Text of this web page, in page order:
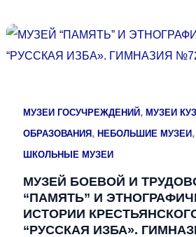
МУЗЕИ ГОСУЧРЕЖДЕНИЙ,МУЗЕИ
ОБРАЗОВАНИЯ,НЕБОЛЬШИЕ МУЗЕИ
ШКОЛЬНЫЕ МУЗЕИ
МУЗЕЙ БОЕВОЙ И
“ПАМЯТЬ” И
ИСТОРИИ
“РУССКАЯ ИЗБА».